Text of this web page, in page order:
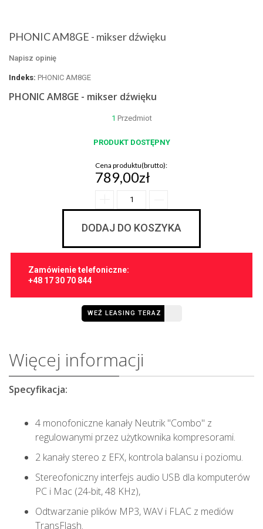
PHONIC AM8GE - mikser dźwięku
Napisz opinię
Indeks: PHONIC AM8GE
PHONIC AM8GE - mikser dźwięku
1 Przedmiot
PRODUKT DOSTĘPNY
Cena produktu(brutto):
789,00zł
DODAJ DO KOSZYKA
Zamówienie telefoniczne:
+48 17 30 70 844
WEŹ LEASING TERAZ
Więcej informacji
Specyfikacja:
4 monofoniczne kanały Neutrik "Combo" z
regulowanymi przez użytkownika kompresorami.
2 kanały stereo z EFX, kontrola balansu i poziomu.
Stereofoniczny interfejs audio USB dla komputerów
PC i Mac (24-bit, 48 KHz),
Odtwarzanie plików MP3, WAV i FLAC z mediów
TransFlash.